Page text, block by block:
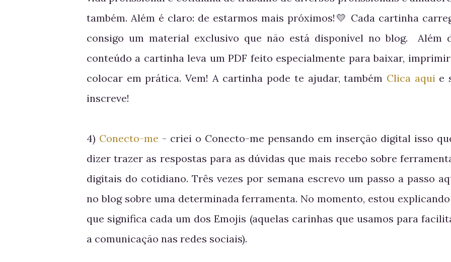
também. Além é claro: de estarmos mais próximos!💛 Cada cartinha
consigo um material exclusivo que não está disponível no blog. Além
conteúdo a cartinha leva um PDF feito especialmente para baixar,
colocar em prática. Vem! A cartinha pode te ajudar, também Clica aquie
inscreve!
4) Conecto-me - criei o Conecto-me pensando em inserção digital isso
dizer trazer as respostas para as dúvidas que mais recebo sobre
digitais do cotidiano. Três vezes por semana escrevo um passo a passo
no blog sobre uma determinada ferramenta. No momento, estou
que significa cada um dos Emojis (aquelas carinhas que usamos para
a comunicação nas redes sociais).